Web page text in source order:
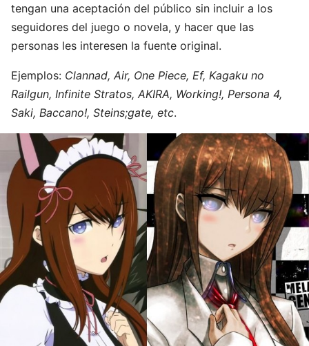
tengan una aceptación del público sin incluir a los
seguidores del juego o novela, y hacer que las
personas les interesen la fuente original.
Ejemplos: Clannad, Air, One Piece, Ef, Kagaku no
Railgun, Infinite Stratos, AKIRA, Working!, Persona 4,
Saki, Baccano!, Steins;gate, etc.